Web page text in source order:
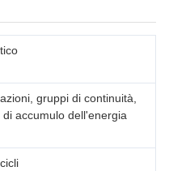
gruppi di continuità,
di accumulo dell'energia